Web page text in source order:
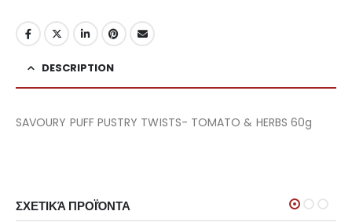
DESCRIPTION
SAVOURY PUFF PUSTRY TWISTS- TOMATO & HERBS 60g
ΣΧΕΤΙΚΆ ΠΡΟΪΌΝΤΑ